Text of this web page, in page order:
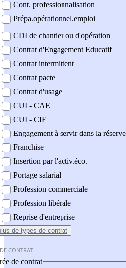
Cont. professionnalisation
Prépa.opérationnel.emploi
CDI de chantier ou d'opération
Contrat d'Engagement Educatif
Contrat intermittent
Contrat pacte
Contrat d'usage
CUI - CAE
CUI - CIE
Engagement à servir dans la réserve
Franchise
Insertion par l'activ.éco.
Portage salarial
Profession commerciale
Profession libérale
Reprise d'entreprise
de types de contrat
CONTRAT
de contrat